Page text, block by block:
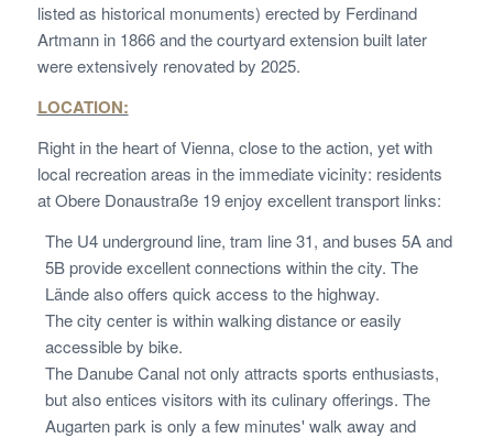
listed as historical monuments) erected by Ferdinand
Artmann in 1866 and the courtyard extension built later
were extensively renovated by 2025.
LOCATION:
Right in the heart of Vienna, close to the action, yet with
local recreation areas in the immediate vicinity: residents
at Obere Donaustraße 19 enjoy excellent transport links:
The U4 underground line, tram line 31, and buses 5A and
5B provide excellent connections within the city. The
Lände also offers quick access to the highway.
The city center is within walking distance or easily
accessible by bike.
The Danube Canal not only attracts sports enthusiasts,
but also entices visitors with its culinary offerings. The
Augarten park is only a few minutes' walk away and